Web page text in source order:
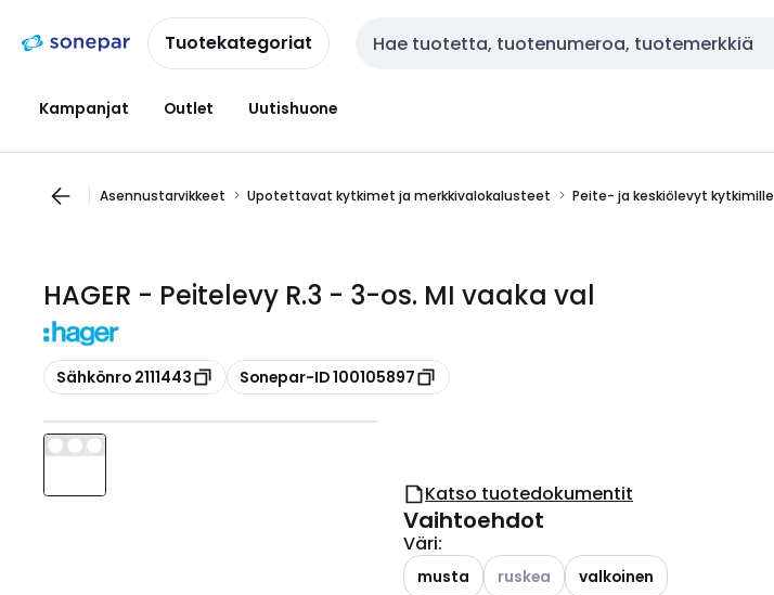
navigointiinsisältöönTuotekategoriat Haku
Kampanjat Outlet Uutishuone
Asennustarvikkeet Upotettavat kytkimet ja merkkivalokalusteet Peite- ja keskiölevyt kytkimille
HAGER - Peitelevy R.3 - 3-os. MI vaaka val
Kopioi
Sähkönro 2111443 Kopioi
Sonepar-ID 100105897
Katso tuotedokumentit
Vaihtoehdot
Väri:
musta Katso käytettävissä olevat vaihtoehdot
ruskea valkoinen